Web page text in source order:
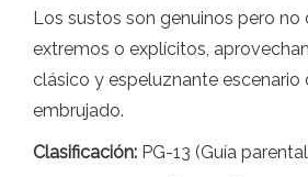
Los sustos son genuinos pero no
extremos o explícitos,
clásico y espeluznante escenario
embrujado.
Clasificación: PG-13 (Guía